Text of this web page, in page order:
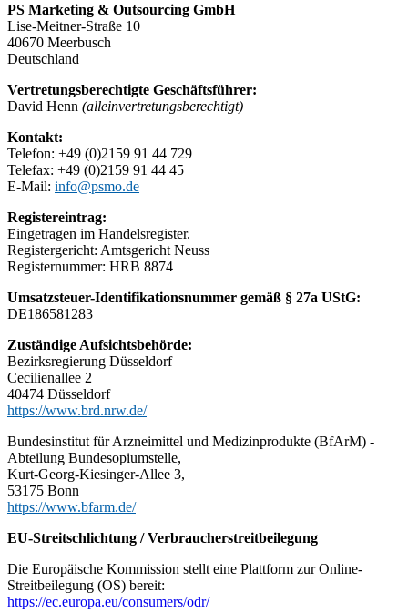
PS Marketing & Outsourcing GmbH
Lise-Meitner-Straße 10
40670 Meerbusch
Deutschland
Vertretungsberechtigte Geschäftsführer:
David Henn (alleinvertretungsberechtigt)
Kontakt:
Telefon: +49 (0)2159 91 44 729
Telefax: +49 (0)2159 91 44 45
E-Mail: info@psmo.de
Registereintrag:
Eingetragen im Handelsregister.
Registergericht: Amtsgericht Neuss
Registernummer: HRB 8874
Umsatzsteuer-Identifikationsnummer gemäß § 27a UStG:
DE186581283
Zuständige Aufsichtsbehörde:
Bezirksregierung Düsseldorf
Cecilienallee 2
40474 Düsseldorf
https://www.brd.nrw.de/
Bundesinstitut für Arzneimittel und Medizinprodukte (BfArM) -
Abteilung Bundesopiumstelle,
Kurt-Georg-Kiesinger-Allee 3,
53175 Bonn
https://www.bfarm.de/
EU-Streitschlichtung / Verbraucherstreitbeilegung
Die Europäische Kommission stellt eine Plattform zur Online-
Streitbeilegung (OS) bereit:
https://ec.europa.eu/consumers/odr/